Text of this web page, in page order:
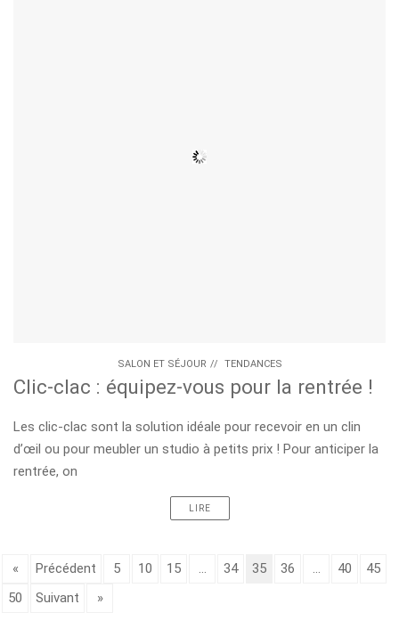
SALON ET SÉJOUR // TENDANCES
Clic-clac : équipez-vous pour la rentrée !
Les clic-clac sont la solution idéale pour recevoir en un clin
d’œil ou pour meubler un studio à petits prix ! Pour anticiper la
rentrée, on
LIRE
« Précédent 5 10 15 ... 34 35 36 ... 40
45
50
Suivant »